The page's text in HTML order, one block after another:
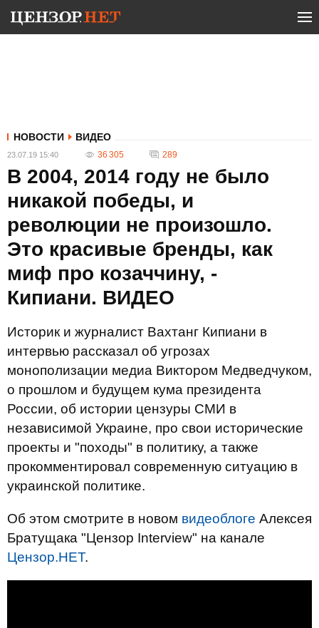
НОВОСТИ ВИДЕО
23.07.19 15:40 36 305 289
В 2004, 2014 году не было
никакой победы, и
революции не произошло.
Это красивые бренды, как
миф про козаччину, -
Кипиани. ВИДЕО
Историк и журналист Вахтанг Кипиани в
интервью рассказал об угрозах
монополизации медиа Виктором Медведчуком,
о прошлом и будущем кума президента
России, об истории цензуры СМИ в
независимой Украине, про свои исторические
проекты и "походы" в политику, а также
прокомментировал современную ситуацию в
украинской политике.
Об этом смотрите в новом видеоблоге Алексея
Братущака "Цензор Interview" на канале
Цензор.НЕТ.